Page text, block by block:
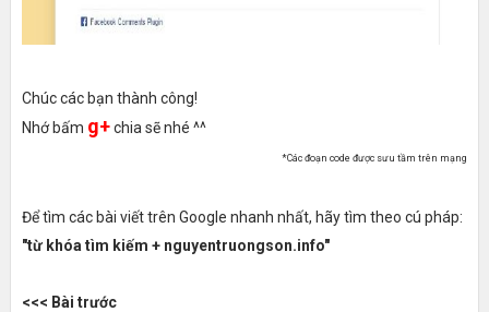
Chúc các bạn thành công!
Nhớ bấm g+chia sẽ nhé ^^
*Các đoạn code được sưu tầm trên mạng
Để tìm các bài viết trên Google nhanh nhất, hãy tìm theo cú pháp:
"từ khóa tìm kiếm + nguyentruongson.info"
<<< Bài trước